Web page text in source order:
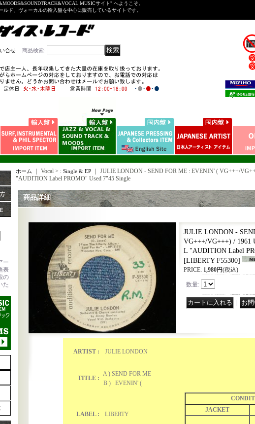
MUSICサイト" へようこそ。
ルド、ヴォーカルの輸入盤を中心に販売しているサイトです。
合せ 商品検索:
ー
表
の
た
ホーム ｜ Vocal > : Single & EP｜ JULIE LONDON - SEND FOR ME : EVENIN' ( VG+++/
"AUDITION Label PROMO" Used 7"45 Single
商品詳細
JULIE LONDON -
VG+++/VG+++) / 1961
L "AUDITION Label
[LIBERTY F55300]
PRICE: 1,980円(税込)
数量:
ARTIST : JULIE LONDON
TITLE :
A ) SEND FOR ME
B ) EVENIN' (
LABEL : LIBERTY
JACKET